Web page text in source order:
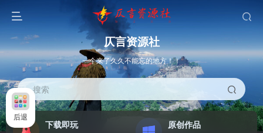
仄言资源社
一个来了久久不能忘的地方！！
搜索
下载即玩 原创作品
后退